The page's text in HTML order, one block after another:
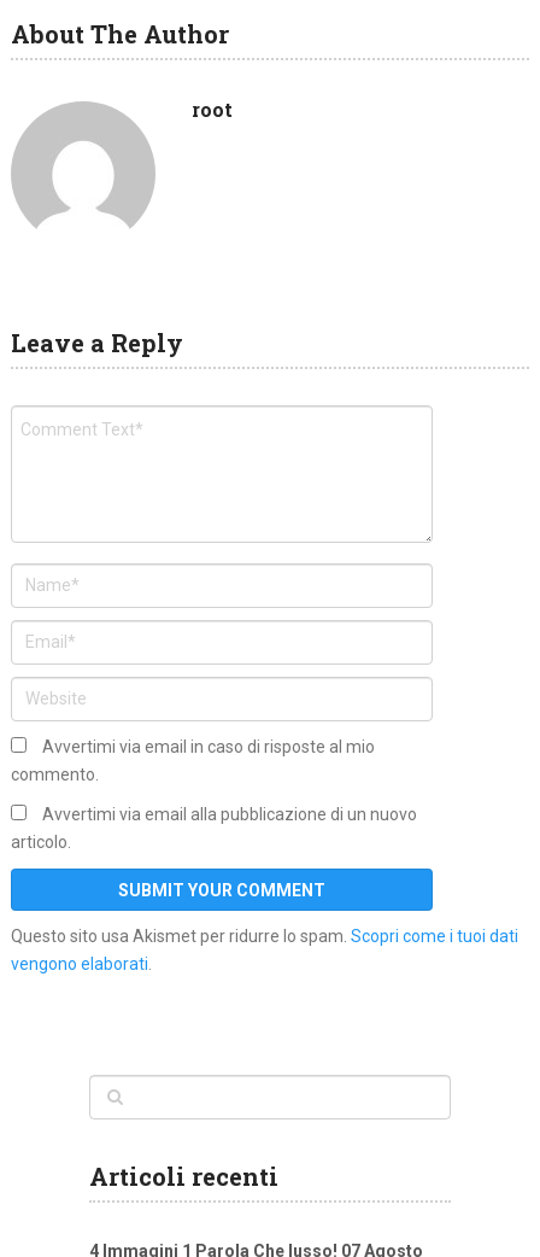
About The Author
root
Leave a Reply
Avvertimi via email in caso di risposte al mio
commento.
Avvertimi via email alla pubblicazione di un nuovo
articolo.
Questo sito usa Akismet per ridurre lo spam. Scopri come i tuoi dati
vengono elaborati
Articoli recenti
4 Immagini 1 Parola Che lusso! 07 Agosto